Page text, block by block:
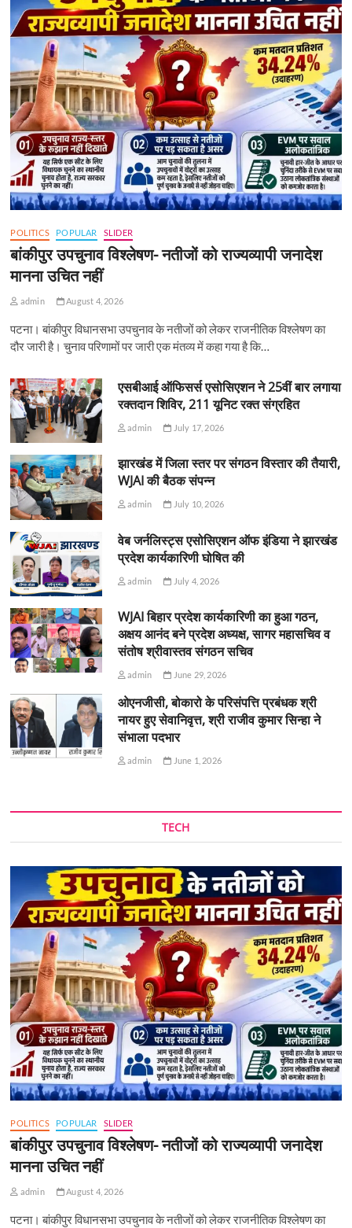
POLITICS POPULAR SLIDER
बांकीपुर उपचुनाव विश्लेषण- नतीजों को राज्यव्यापी जनादेश
मानना उचित नहीं
admin August 4, 2026
पटना। बांकीपुर विधानसभा उपचुनाव के नतीजों को लेकर राजनीतिक विश्लेषण का
दौर जारी है। चुनाव परिणामों पर जारी एक मंतव्य में कहा गया है कि…
एसबीआई ऑफिसर्स एसोसिएशन ने 25वीं बार लगाया
रक्तदान शिविर, 211 यूनिट रक्त संग्रहित
admin July 17, 2026
झारखंड में जिला स्तर पर संगठन विस्तार की तैयारी,
WJAI की बैठक संपन्न
admin July 10, 2026
वेब जर्नलिस्ट्स एसोसिएशन ऑफ इंडिया ने झारखंड
प्रदेश कार्यकारिणी घोषित की
admin July 4, 2026
WJAI बिहार प्रदेश कार्यकारिणी का हुआ गठन,
अक्षय आनंद बने प्रदेश अध्यक्ष, सागर महासचिव व
संतोष श्रीवास्तव संगठन सचिव
admin June 29, 2026
ओएनजीसी, बोकारो के परिसंपत्ति प्रबंधक श्री
नायर हुए सेवानिवृत्त, श्री राजीव कुमार सिन्हा ने
संभाला पदभार
admin June 1, 2026
TECH
POLITICS POPULAR SLIDER
बांकीपुर उपचुनाव विश्लेषण- नतीजों को राज्यव्यापी जनादेश
मानना उचित नहीं
admin August 4, 2026
पटना। बांकीपुर विधानसभा उपचुनाव के नतीजों को लेकर राजनीतिक विश्लेषण का